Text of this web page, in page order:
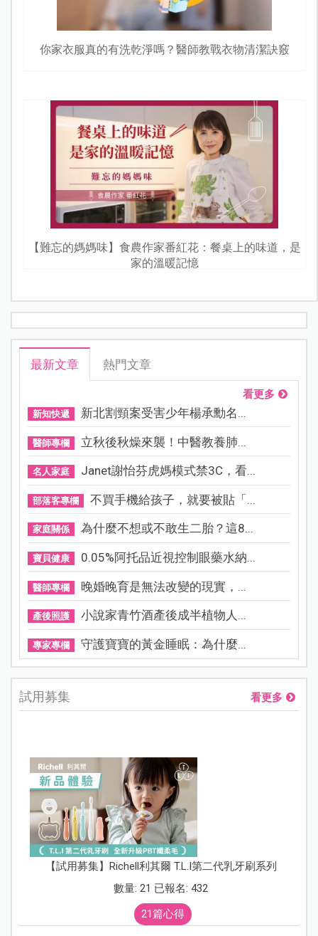
你家衣服真的有洗乾淨嗎？醫師教戰衣物清潔訣竅
【難忘的媽媽味】食農作家番紅花：餐桌上的味道，是
家的溫暖記憶
最新文章 熱門文章
看更多
新知快遞 新北割頸案受害少年楊承勳名...
醫師專欄 立秋後秋燥來襲！中醫教養肺...
名人家庭 Janet謝怡芬虎媽模式禁3C，看...
部落客專欄 不買手機給孩子，就要被貼「...
家庭關係 為什麼不想或不敢生二胎？這8...
寶貝健康 0.05%阿托品近視控制眼藥水納...
醫師專欄 晚婚晚育是無法改變的現實，...
產後照護 小說家青竹酒產後成半植物人...
專家專欄 守護寶寶的黃金睡眠：為什麼...
試用募集 看更多
【試用募集】Richell利其爾 T.L.I第二代乳牙刷系列
數量: 21 已報名: 432
21篇心得